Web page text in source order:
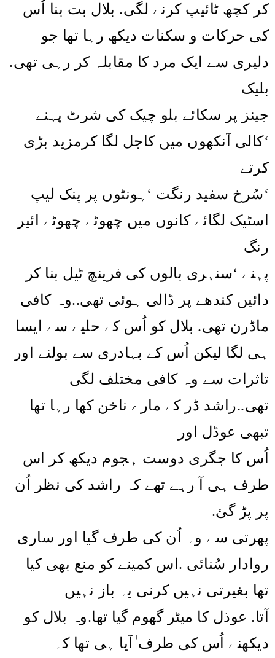
کر کچھ ٹائیپ کرنے لگی. بلال بت بنا اُس
کی حرکات و سکنات دیکھ رہا تھا جو
دلیری سے ایک مرد کا مقابلہ کر رہی تھی.
بلیک
جینز پر سکائے بلو چیک کی شرٹ پہنے
‘کالی آنکھوں میں کاجل لگا کرمزید بڑی
کرتے
‘سُرخ سفید رنگت ‘ہونٹوں پر پنک لیپ
اسٹیک لگائے کانوں میں چھوٹے چھوٹے ائیر
رنگ
پہنے ‘سنہری بالوں کی فرینچ ٹیل بنا کر
دائیں کندھے پر ڈالی ہوئی تھی..وہ کافی
ماڈرن تھی. بلال کو اُس کے حلیے سے ایسا
ہی لگا لیکن اُس کے بہادری سے بولنے اور
تاثرات سے وہ کافی مختلف لگی
تھی..راشد ڈر کے مارے ناخن کھا رہا تھا
تبھی عوڈل اور
اُس کا جگری دوست ہجوم دیکھ کر اس
طرف ہی آ رہے تھے کہ راشد کی نظر اُن
پر پڑ گئ.
پھرتی سے وہ اُن کی طرف گیا اور ساری
روادار سُنائی . اس کمینے کو منع بھی کیا
تھا بغیرتی نہیں کرنی یہ باز نہیں
آتا. عوذل کا میٹر گھوم گیا تھا.وہ بلال کو
دیکھنے اُس کی طرف ٰآیا ہی تھا کہ